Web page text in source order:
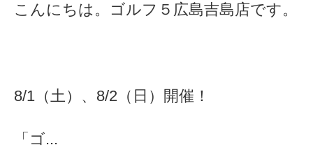
こんにちは。ゴルフ５広島吉島店です。
8/1（土）、8/2（日）開催！
「ゴ...